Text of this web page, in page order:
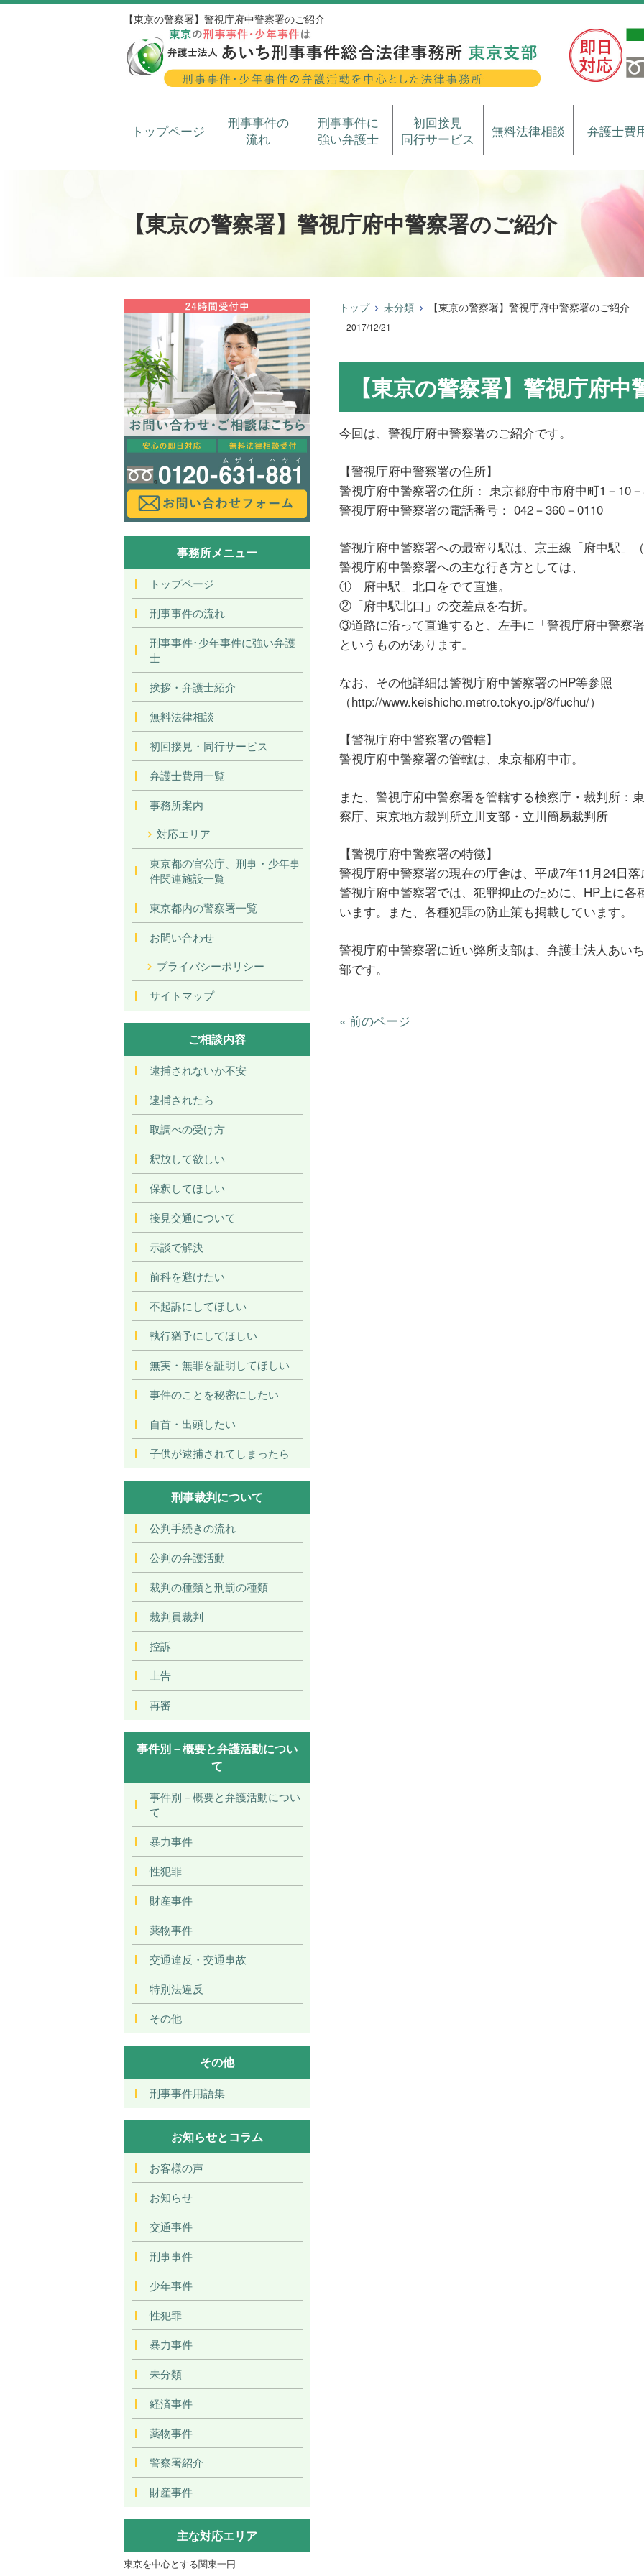
【東京の警察署】警視庁府中警察署のご紹介
トップページ
刑事事件の
流れ
刑事事件に
強い弁護士
初回接見
同行サービス
無料法律相談 弁護士費
【東京の警察署】警視庁府中警察署のご紹介
トップ 未分類 【東京の警察署】警視庁府中警察署のご紹介
2017/12/21
【東京の警察署】警視庁府
今回は、警視庁府中警察署のご紹介です。
【警視庁府中警察署の住所】
警視庁府中警察署の住所： 東京都府中市府中町1－10
警視庁府中警察署の電話番号： 042－360－0110
警視庁府中警察署への最寄り駅は、京王線「府中駅」（
警視庁府中警察署への主な行き方としては、
①「府中駅」北口をでて直進。
②「府中駅北口」の交差点を右折。
③道路に沿って直進すると、左手に「警視庁府中警察署
というものがあります。
なお、その他詳細は警視庁府中警察署のHP等参照
（http://www.keishicho.metro.tokyo.jp/8/fuchu/）
【警視庁府中警察署の管轄】
警視庁府中警察署の管轄は、東京都府中市。
また、警視庁府中警察署を管轄する検察庁・裁判所：
察庁、東京地方裁判所立川支部・立川簡易裁判所
【警視庁府中警察署の特徴】
警視庁府中警察署の現在の庁舎は、平成7年11月24日落
警視庁府中警察署では、犯罪抑止のために、HP上に各
います。また、各種犯罪の防止策も掲載しています。
警視庁府中警察署に近い弊所支部は、弁護士法人あい
部です。
« 前のページ
事務所メニュー
トップページ
刑事事件の流れ
刑事事件･少年事件に強い弁護
士
挨拶・弁護士紹介
無料法律相談
初回接見・同行サービス
弁護士費用一覧
事務所案内
対応エリア
東京都の官公庁、刑事・少年事
件関連施設一覧
東京都内の警察署一覧
お問い合わせ
プライバシーポリシー
サイトマップ
ご相談内容
逮捕されないか不安
逮捕されたら
取調べの受け方
釈放して欲しい
保釈してほしい
接見交通について
示談で解決
前科を避けたい
不起訴にしてほしい
執行猶予にしてほしい
無実・無罪を証明してほしい
事件のことを秘密にしたい
自首・出頭したい
子供が逮捕されてしまったら
刑事裁判について
公判手続きの流れ
公判の弁護活動
裁判の種類と刑罰の種類
裁判員裁判
控訴
上告
再審
事件別－概要と弁護活動につい
て
事件別－概要と弁護活動につい
て
暴力事件
性犯罪
財産事件
薬物事件
交通違反・交通事故
特別法違反
その他
その他
刑事事件用語集
お知らせとコラム
お客様の声
お知らせ
交通事件
刑事事件
少年事件
性犯罪
暴力事件
未分類
経済事件
薬物事件
警察署紹介
財産事件
主な対応エリア
東京を中心とする関東一円